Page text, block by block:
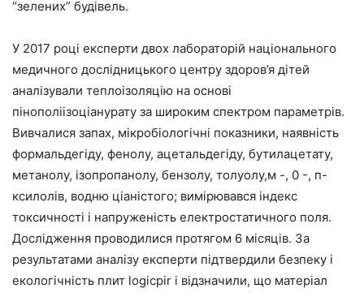
“зелених” будівель.
У 2017 році експерти двох лабораторій національного
медичного дослідницького центру здоров’я дітей
аналізували теплоізоляцію на основі
пінополіізоціанурату за широким спектром параметрів.
Вивчалися запах, мікробіологічні показники, наявність
формальдегіду, фенолу, ацетальдегіду, бутилацетату,
метанолу, ізопропанолу, бензолу, толуолу,м -, 0 -, п-
ксилолів, водню ціаністого; вимірювався індекс
токсичності і напруженість електростатичного поля.
Дослідження проводилися протягом 6 місяців. За
результатами аналізу експерти підтвердили безпеку і
екологічність плит logicpir і відзначили, що матеріал